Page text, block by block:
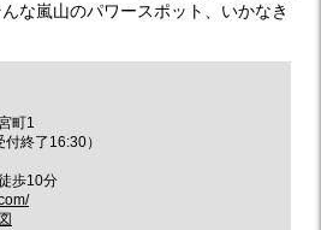
な嵐山のパワースポット、いかなき
町1
終了16:30）
歩10分